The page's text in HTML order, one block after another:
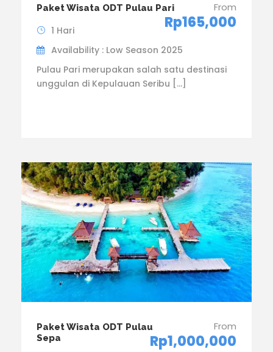
Paket Wisata ODT Pulau Pari From
Rp165,000
1 Hari
Availability : Low Season 2025
Pulau Pari merupakan salah satu destinasi
unggulan di Kepulauan Seribu […]
Paket Wisata ODT Pulau
Sepa
From
Rp1,000,000